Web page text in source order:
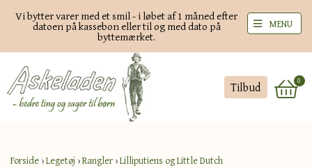
Vi bytter varer med et smil - i løbet af 1 måned efter
datoen på kassebon eller til og med dato på
byttemærket.
Tilbud 0
MENU
Forside ›Legetøj ›Rangler ›Lilliputiens og Little Dutch